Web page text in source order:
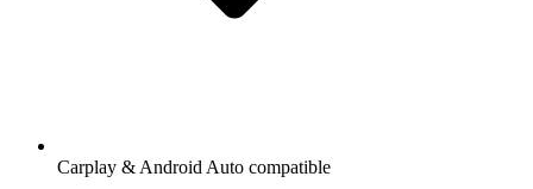
Carplay & Android Auto compatible